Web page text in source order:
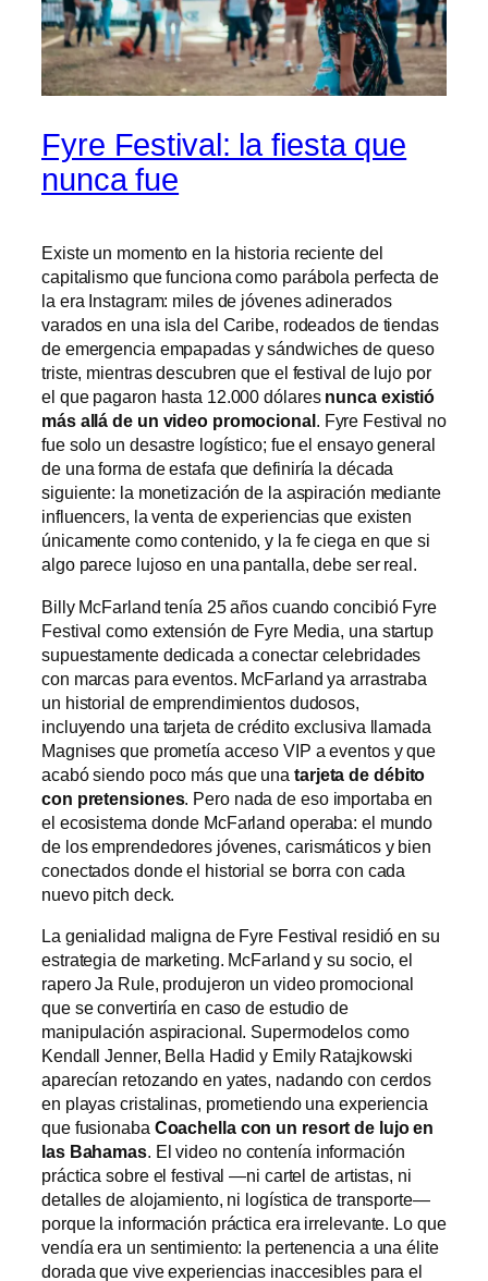
Fyre Festival: la fiesta que
nunca fue
Existe un momento en la historia reciente del
capitalismo que funciona como parábola perfecta de
la era Instagram: miles de jóvenes adinerados
varados en una isla del Caribe, rodeados de tiendas
de emergencia empapadas y sándwiches de queso
triste, mientras descubren que el festival de lujo por
el que pagaron hasta 12.000 dólares nunca existió
más allá de un video promocional. Fyre Festival no
fue solo un desastre logístico; fue el ensayo general
de una forma de estafa que definiría la década
siguiente: la monetización de la aspiración mediante
influencers, la venta de experiencias que existen
únicamente como contenido, y la fe ciega en que si
algo parece lujoso en una pantalla, debe ser real.
Billy McFarland tenía 25 años cuando concibió Fyre
Festival como extensión de Fyre Media, una startup
supuestamente dedicada a conectar celebridades
con marcas para eventos. McFarland ya arrastraba
un historial de emprendimientos dudosos,
incluyendo una tarjeta de crédito exclusiva llamada
Magnises que prometía acceso VIP a eventos y que
acabó siendo poco más que una tarjeta de débito
con pretensiones. Pero nada de eso importaba en
el ecosistema donde McFarland operaba: el mundo
de los emprendedores jóvenes, carismáticos y bien
conectados donde el historial se borra con cada
nuevo pitch deck.
La genialidad maligna de Fyre Festival residió en su
estrategia de marketing. McFarland y su socio, el
rapero Ja Rule, produjeron un video promocional
que se convertiría en caso de estudio de
manipulación aspiracional. Supermodelos como
Kendall Jenner, Bella Hadid y Emily Ratajkowski
aparecían retozando en yates, nadando con cerdos
en playas cristalinas, prometiendo una experiencia
que fusionaba Coachella con un resort de lujo en
las Bahamas. El video no contenía información
práctica sobre el festival —ni cartel de artistas, ni
detalles de alojamiento, ni logística de transporte—
porque la información práctica era irrelevante. Lo que
vendía era un sentimiento: la pertenencia a una élite
dorada que vive experiencias inaccesibles para el